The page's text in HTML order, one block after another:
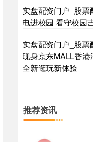
国债指数
实盘配资门户_股票
电进校园 看守校园
实盘配资门户_股票
现身京东MALL香
全新逛玩新体验
推荐资讯